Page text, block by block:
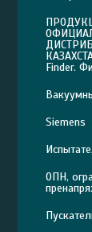
Finder.
Siemens
ОПН,